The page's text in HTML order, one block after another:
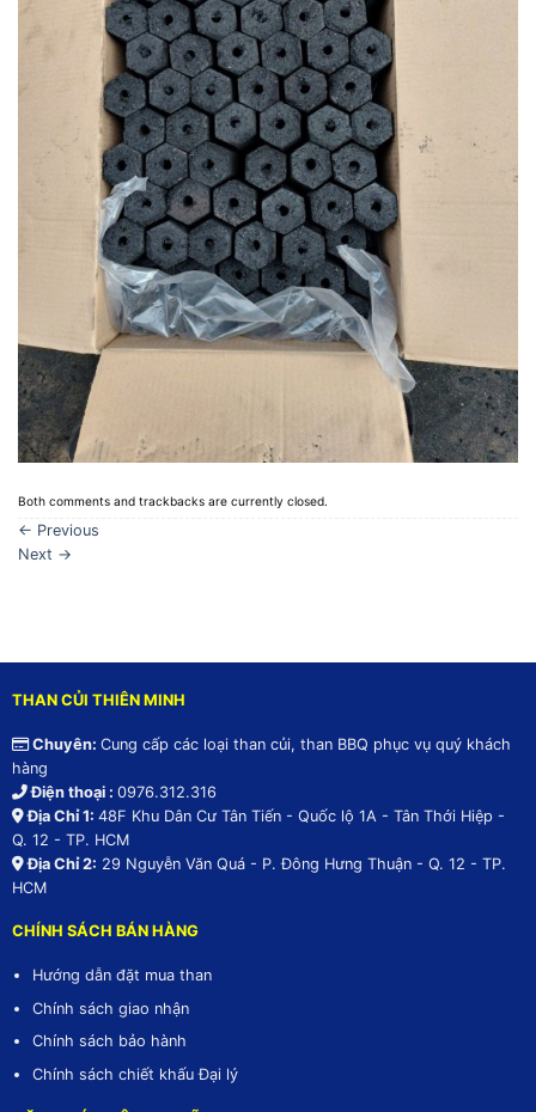
Both comments and trackbacks are currently closed.
← Previous
Next →
THAN CỦI THIÊN MINH
Chuyên: Cung cấp các loại than củi, than BBQ phục vụ quý khách
hàng
Điện thoại : 0976.312.316
Địa Chỉ 1: 48F Khu Dân Cư Tân Tiến - Quốc lộ 1A - Tân Thới Hiệp -
Q. 12 - TP. HCM
Địa Chỉ 2: 29 Nguyễn Văn Quá - P. Đông Hưng Thuận - Q. 12 - TP.
HCM
CHÍNH SÁCH BÁN HÀNG
Hướng dẫn đặt mua than
Chính sách giao nhận
Chính sách bảo hành
Chính sách chiết khấu Đại lý